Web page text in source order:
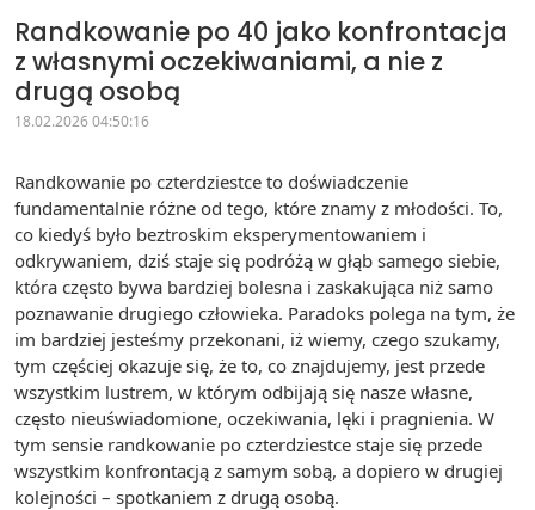
Randkowanie po 40 jako konfrontacja
z własnymi oczekiwaniami, a nie z
drugą osobą
18.02.2026 04:50:16
Randkowanie po czterdziestce to doświadczenie
fundamentalnie różne od tego, które znamy z młodości. To,
co kiedyś było beztroskim eksperymentowaniem i
odkrywaniem, dziś staje się podróżą w głąb samego siebie,
która często bywa bardziej bolesna i zaskakująca niż samo
poznawanie drugiego człowieka. Paradoks polega na tym, że
im bardziej jesteśmy przekonani, iż wiemy, czego szukamy,
tym częściej okazuje się, że to, co znajdujemy, jest przede
wszystkim lustrem, w którym odbijają się nasze własne,
często nieuświadomione, oczekiwania, lęki i pragnienia. W
tym sensie randkowanie po czterdziestce staje się przede
wszystkim konfrontacją z samym sobą, a dopiero w drugiej
kolejności – spotkaniem z drugą osobą.